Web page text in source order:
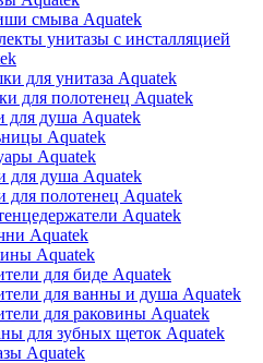
смыва Aquatek
унитазы с инсталляцией
для унитаза Aquatek
для полотенец Aquatek
для душа Aquatek
Aquatek
Aquatek
для душа Aquatek
для полотенец Aquatek
Aquatek
Aquatek
Aquatek
для биде Aquatek
для ванны и душа Aquatek
для раковины Aquatek
для зубных щеток Aquatek
Aquatek